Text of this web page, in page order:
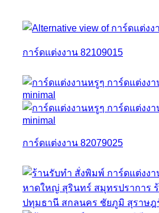
การ์ดแต่งงาน 82109015
การ์ดแต่งงาน 82079025